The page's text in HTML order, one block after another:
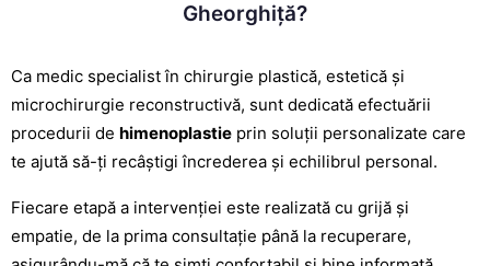
Gheorghiță?
Ca medic specialist în chirurgie plastică, estetică și
microchirurgie reconstructivă, sunt dedicată efectuării
procedurii de himenoplastieprin soluții personalizate care
te ajută să-ți recâștigi încrederea și echilibrul personal.
Fiecare etapă a intervenției este realizată cu grijă și
empatie, de la prima consultație până la recuperare,